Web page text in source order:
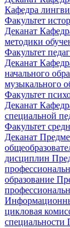
Кафедра
Факультет
Деканат
методики
Факультет
Деканат
начального
музыкального
Факультет
Деканат
специальной
Факультет
Деканат
дисциплин
образование
цикловая
специальности